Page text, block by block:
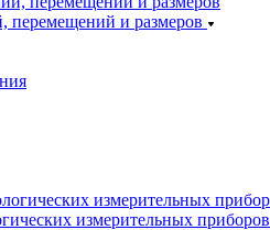
перемещений и размеров
измерительных приборов